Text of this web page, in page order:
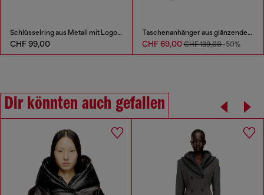
Schlüsselring aus Metall mit Logo-Charms
CHF 99,00
Taschenanhänger aus glänzendem, geknittertem Naplak
CHF 69,00CHF 139,00-50%
Dir könnten auch gefallen